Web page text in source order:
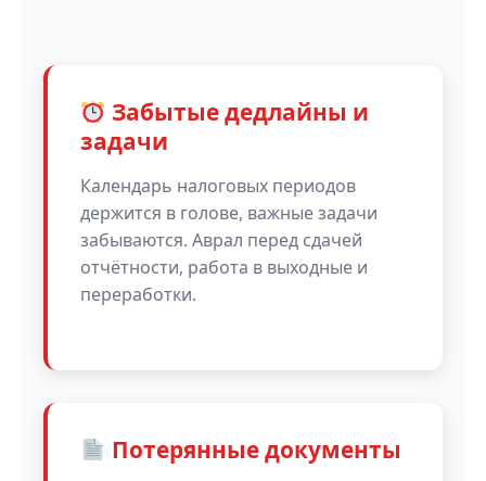
Забытые дедлайны и
задачи
Календарь налоговых периодов
держится в голове, важные задачи
забываются. Аврал перед сдачей
отчётности, работа в выходные и
переработки.
Потерянные документы